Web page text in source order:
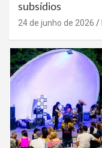
subsídios
24 de junho de 2026